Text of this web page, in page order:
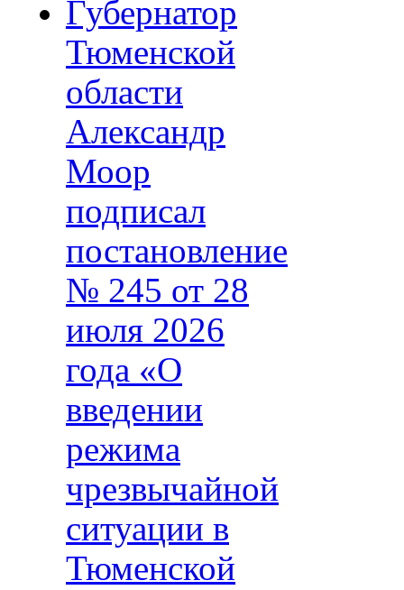
Губернатор
Тюменской
области
Александр
Моор
подписал
постановление
№ 245 от 28
июля 2026
года «О
введении
режима
чрезвычайной
ситуации в
Тюменской